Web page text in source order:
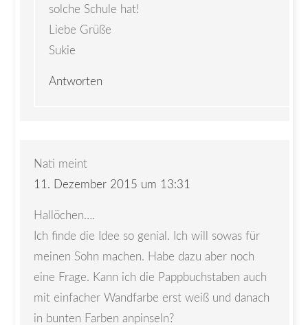
solche Schule hat!
Liebe Grüße
Sukie
Antworten
Nati meint
11. Dezember 2015 um 13:31
Hallöchen….
Ich finde die Idee so genial. Ich will sowas für
meinen Sohn machen. Habe dazu aber noch
eine Frage. Kann ich die Pappbuchstaben auch
mit einfacher Wandfarbe erst weiß und danach
in bunten Farben anpinseln?